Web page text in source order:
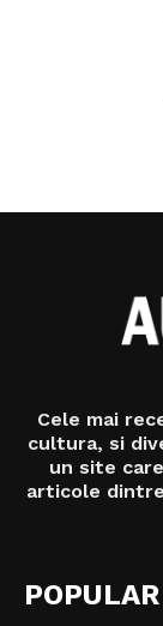
Cele mai
cultura, si
un site
articole